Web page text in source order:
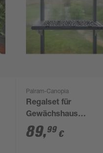
Palram-Canopia
Regalset für
Gewächshaus
anthrazit 26 x 65 cm
Polypropylen, 4er-
89,99 €